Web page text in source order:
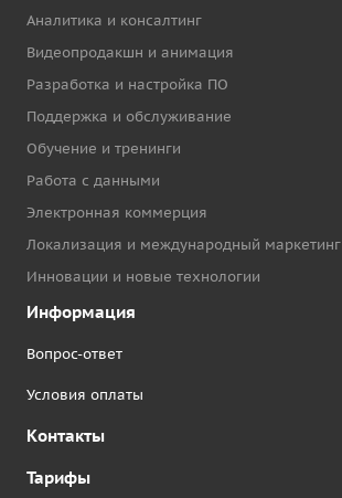
Аналитика и консалтинг
Видеопродакшн и анимация
Разработка и настройка ПО
Поддержка и обслуживание
Обучение и тренинги
Работа с данными
Электронная коммерция
Локализация и международный маркетинг
Инновации и новые технологии
Информация
Вопрос-ответ
Условия оплаты
Контакты
Тарифы